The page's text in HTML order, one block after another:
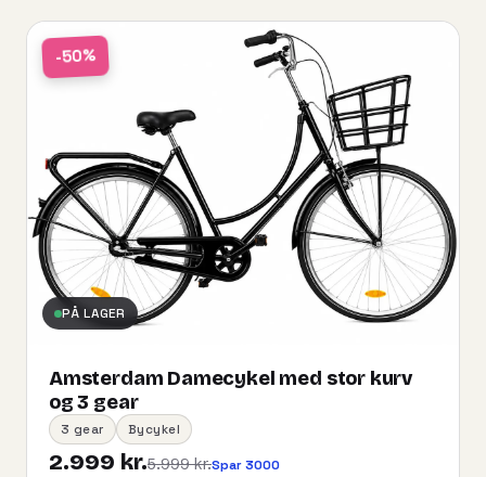
-50%
PÅ LAGER
Amsterdam Damecykel med stor kurv
og 3 gear
3 gear Bycykel
2.999 kr.5.999 kr.Spar 3000